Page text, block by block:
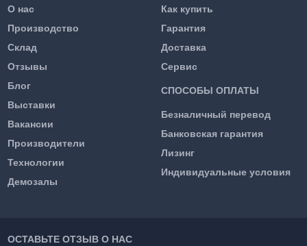
О нас
Производство
Склад
Отзывы
Блог
Выставки
Вакансии
Производители
Технологии
Демозалы
Как купить
Гарантия
Доставка
Сервис
СПОСОБЫ ОПЛАТЫ
Безналичный перевод
Банковская гарантия
Лизинг
Индивидуальные условия
ОСТАВЬТЕ ОТЗЫВ О НАС